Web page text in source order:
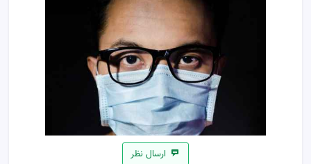
ارسال نظر